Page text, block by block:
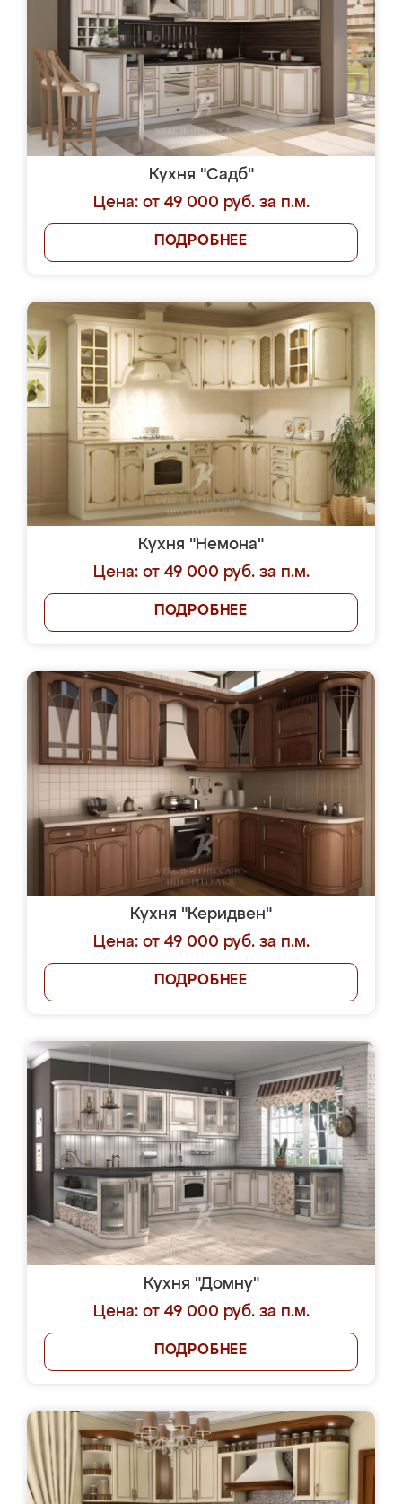
Кухня "Садб"
Цена: от 49 000 руб. за п.м.
ПОДРОБНЕЕ
Кухня "Немона"
Цена: от 49 000 руб. за п.м.
ПОДРОБНЕЕ
Кухня "Керидвен"
Цена: от 49 000 руб. за п.м.
ПОДРОБНЕЕ
Кухня "Домну"
Цена: от 49 000 руб. за п.м.
ПОДРОБНЕЕ